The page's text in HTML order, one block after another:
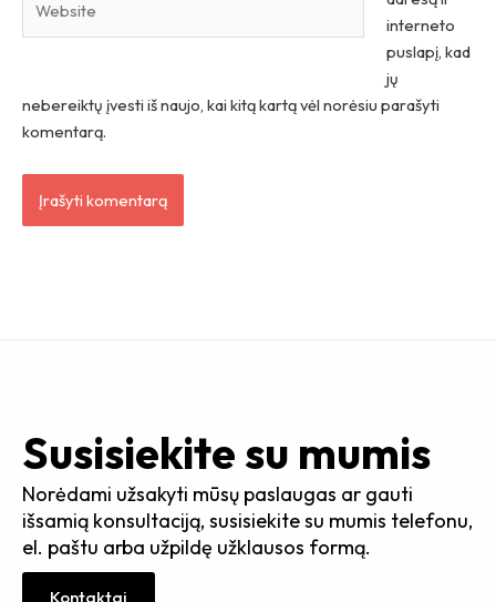
interneto
puslapį, kad
jų
nebereiktų įvesti iš naujo, kai kitą kartą vėl norėsiu parašyti
komentarą.
Susisiekite su mumis
Norėdami užsakyti mūsų paslaugas ar gauti
išsamią konsultaciją, susisiekite su mumis telefonu,
el. paštu arba užpildę užklausos formą.
Kontaktai